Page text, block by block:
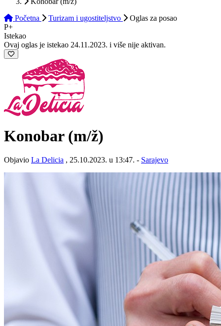
Početna
Turizam i ugostiteljstvo Oglas za posao
P+
Istekao
Ovaj oglas je istekao 24.11.2023. i više nije aktivan.
Konobar (m/ž)
Objavio La Delicia , 25.10.2023. u 13:47. - Sarajevo